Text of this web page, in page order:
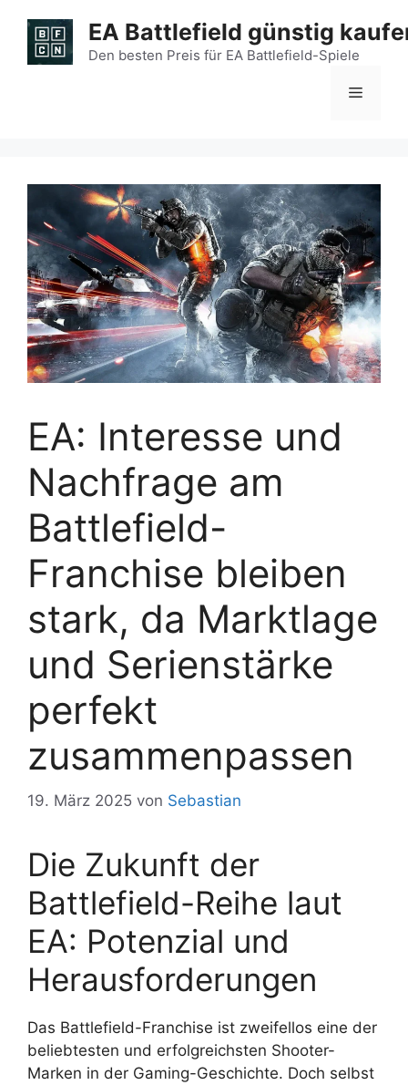
Inhalt
springen
EA Battlefield günstig
Den besten Preis für EA Battlefield-Spiele
Menü
EA: Interesse und
Nachfrage am
Battlefield-
Franchise bleiben
stark, da Marktlage
und Serienstärke
perfekt
zusammenpassen
19. März 2025 von Sebastian
Die Zukunft der
Battlefield-Reihe laut
EA: Potenzial und
Herausforderungen
Das Battlefield-Franchise ist zweifellos eine der
beliebtesten und erfolgreichsten Shooter-
Marken in der Gaming-Geschichte. Doch selbst